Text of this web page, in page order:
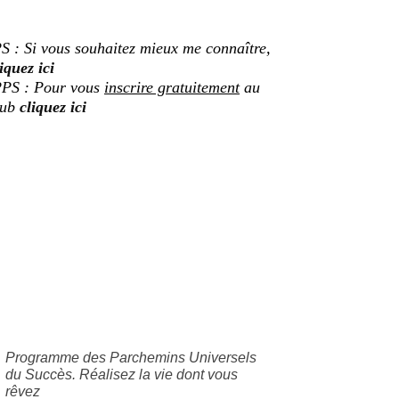
: Si vous souhaitez mieux me connaître,
ici
: Pour vous inscrire gratuitementau
cliquez ici
Programme des Parchemins Universels
du Succès. Réalisez la vie dont vous
rêvez